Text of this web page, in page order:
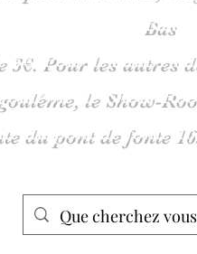
Bas
3€. Pour les autres
le Show-
du pont de fonte